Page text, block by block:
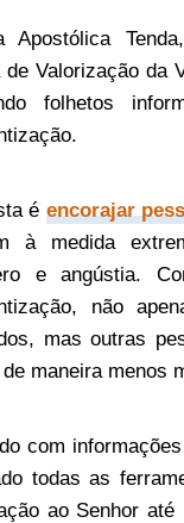
Apostólica
de Valorização da
folhetos
é encorajar
à medida
e angústia.
não
mas outras
maneira menos
com
todas as
ao Senhor